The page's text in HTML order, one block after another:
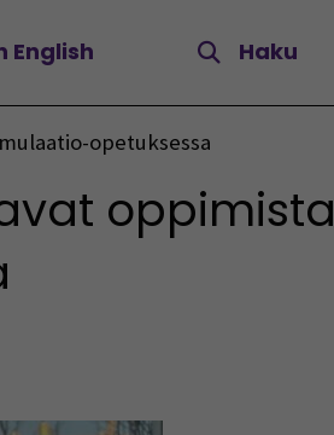
English Haku
opetuksessa
oppimista